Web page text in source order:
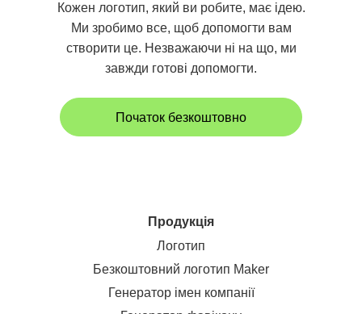
Кожен логотип, який ви робите, має ідею.
Ми зробимо все, щоб допомогти вам
створити це. Незважаючи ні на що, ми
завжди готові допомогти.
Початок безкоштовно
Продукція
Логотип
Безкоштовний логотип Maker
Генератор імен компанії